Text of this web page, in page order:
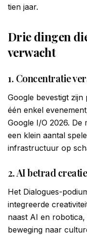
tien jaar.
Drie dingen
verwacht
1. Concentratie
Google bevestigt zijn
één enkel
Google I/O 2026.
een klein aantal
infrastructuur op
2. AI betrad
Het Dialogues-
integreerde
naast AI en
beweging naar